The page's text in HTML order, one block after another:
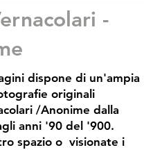
-
dispone di un'ampia
originali
/Anonime dalla
anni '90 del '900.
spazio o visionate i